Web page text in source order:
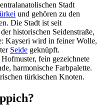
Stadt
und gehören zu den
Die Stadt ist seit
historischen Seidenstraße,
Kayseri wird in feiner Wolle,
Seide geknüpft.
fein gezeichnete
harmonische Farbpalette.
türkischen Knoten.